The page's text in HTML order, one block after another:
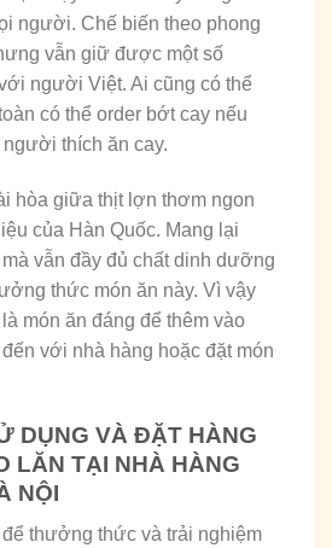
người. Chế biến theo phong
vẫn giữ được một số
người Việt. Ai cũng có thể
có thể order bớt cay nếu
thích ăn cay.
hòa giữa thịt lợn thơm ngon
của Hàn Quốc. Mang lại
vẫn đầy đủ chất dinh dưỡng
thức món ăn này. Vì vậy
món ăn đáng để thêm vào
với nhà hàng hoặc đặt món
DỤNG VÀ ĐẶT HÀNG
LĂN TẠI NHÀ HÀNG
NỘI
thưởng thức và trải nghiệm